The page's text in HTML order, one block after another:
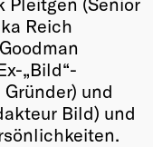
Reich
„Bild“-
und
Bild) und